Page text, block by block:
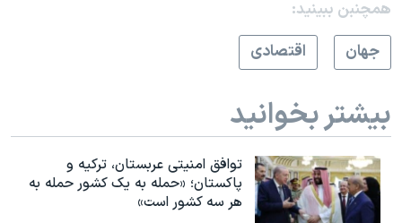
همچنبن ببینید:
جهان
اقتصادی
بیشتر بخوانید
توافق امنیتی عربستان، ترکیه و
پاکستان؛ «حمله به یک کشور حمله به
هر سه کشور است»